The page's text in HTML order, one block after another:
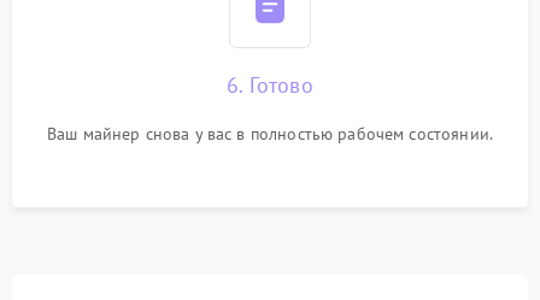
6. Готово
Ваш майнер снова у вас в полностью рабочем состоянии.